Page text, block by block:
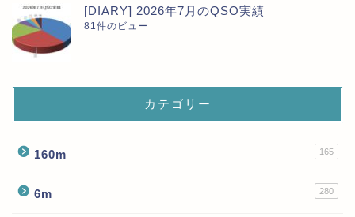
[DIARY] 2026年7月のQSO実績
81件のビュー
カテゴリー
160m 165
6m 280